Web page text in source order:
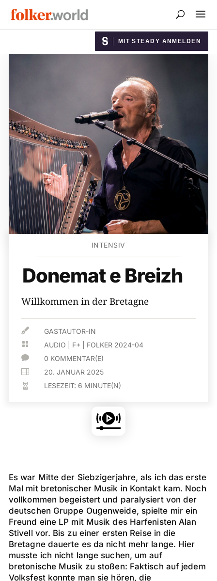
MIT STEADY ANMELDEN
INTENSIV
Donemat e Breizh
Willkommen in der Bretagne
 GASTAUTOR-IN
 AUDIO F+ FOLKER 2024-04
 0 KOMMENTAR(E)
 20. JANUAR 2025
 LESEZEIT: 6 MINUTE(N)
Es war Mitte der Siebzigerjahre, als ich das erste
Mal mit bretonischer Musik in Kontakt kam. Noch
vollkommen begeistert und paralysiert von der
deutschen Gruppe Ougenweide, spielte mir ein
Freund eine LP mit Musik des Harfenisten Alan
Stivell vor. Bis zu einer ersten Reise in die
Bretagne dauerte es da nicht mehr lange. Hier
musste ich nicht lange suchen, um auf
bretonische Musik zu stoßen: Faktisch auf jedem
Volksfest konnte man sie hören, die